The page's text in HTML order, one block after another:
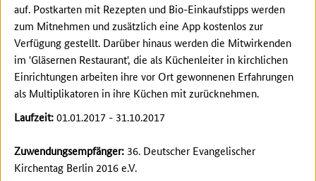
auf. Postkarten mit Rezepten und Bio-Einkaufstipps werden
zum Mitnehmen und zusätzlich eine App kostenlos zur
Verfügung gestellt. Darüber hinaus werden die Mitwirkenden
im 'Gläsernen Restaurant', die als Küchenleiter in kirchlichen
Einrichtungen arbeiten ihre vor Ort gewonnenen Erfahrungen
als Multiplikatoren in ihre Küchen mit zurücknehmen.
Laufzeit:01.01.2017 - 31.10.2017
Zuwendungsempfänger: 36. Deutscher Evangelischer
Kirchentag Berlin 2016 e.V.